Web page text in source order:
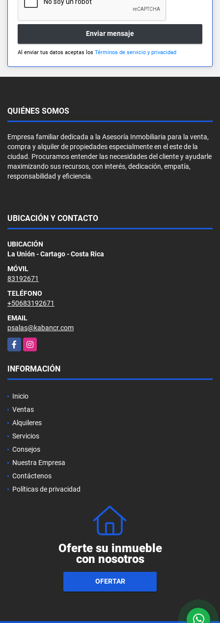
Enviar mensaje
Al enviar tus datos aceptas los Términos de servicio y privacidad
QUIÉNES SOMOS
Empresa familiar dedicada a la Asesoría Inmobiliaria para la venta,
compra y alquiler de propiedades especialmente en el este de la
ciudad. Procuramos entender las necesidades del cliente y ayudarle
maximizando sus recursos, con interés, dedicación, empatía,
responsabilidad y eficiencia.
UBICACIÓN Y CONTACTO
UBICACIÓN
La Unión - Cartago - Costa Rica
MÓVIL
83192671
TELÉFONO
+50683192671
EMAIL
psalas@kabancr.com
FacebookInstagram
INFORMACIÓN
Inicio
Ventas
Alquileres
Servicios
Consejos
Nuestra Empresa
Contáctenos
Políticas de privacidad
Oferte su inmueble
con nosotros
OFERTAR